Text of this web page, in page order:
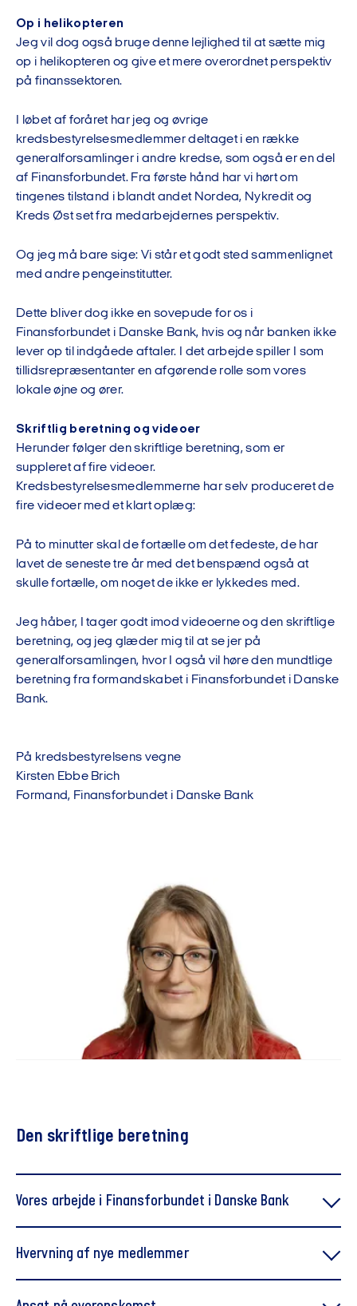
Op i helikopteren
Jeg vil dog også bruge denne lejlighed til at sætte mig
op i helikopteren og give et mere overordnet perspektiv
på finanssektoren.
I løbet af foråret har jeg og øvrige
kredsbestyrelsesmedlemmer deltaget i en række
generalforsamlinger i andre kredse, som også er en del
af Finansforbundet. Fra første hånd har vi hørt om
tingenes tilstand i blandt andet Nordea, Nykredit og
Kreds Øst set fra medarbejdernes perspektiv.
Og jeg må bare sige: Vi står et godt sted sammenlignet
med andre pengeinstitutter.
Dette bliver dog ikke en sovepude for os i
Finansforbundet i Danske Bank, hvis og når banken ikke
lever op til indgåede aftaler. I det arbejde spiller I som
tillidsrepræsentanter en afgørende rolle som vores
lokale øjne og ører.
Skriftlig beretning og videoer
Herunder følger den skriftlige beretning, som er
suppleret af fire videoer.
Kredsbestyrelsesmedlemmerne har selv produceret de
fire videoer med et klart oplæg:
På to minutter skal de fortælle om det fedeste, de har
lavet de seneste tre år med det benspænd også at
skulle fortælle, om noget de ikke er lykkedes med.
Jeg håber, I tager godt imod videoerne og den skriftlige
beretning, og jeg glæder mig til at se jer på
generalforsamlingen, hvor I også vil høre den mundtlige
beretning fra formandskabet i Finansforbundet i Danske
Bank.
På kredsbestyrelsens vegne
Kirsten Ebbe Brich
Formand, Finansforbundet i Danske Bank
Den skriftlige beretning
Vores arbejde i Finansforbundet i Danske Bank
følgende kerneopgave:
Hvervning af nye medlemmer